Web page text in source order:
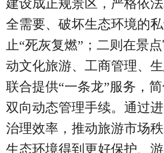
建设成正规景区，严格依
全需要、破坏生态环境的
止“死灰复燃”；二则在景
动文化旅游、工商管理、
联合提供“一条龙”服务，
双向动态管理手续。通过
治理效率，推动旅游市场秩
生态环境得到更好保护、